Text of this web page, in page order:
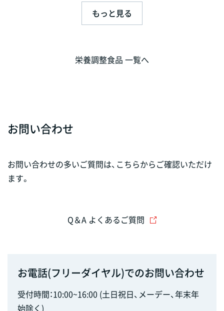
もっと見る
栄養調整食品 一覧へ
お問い合わせ
お問い合わせの多いご質問は、こちらからご確認いただけ
ます。
Q＆A よくあるご質問
お電話(フリーダイヤル)でのお問い合わせ
受付時間：10:00~16:00 (土日祝日、メーデー、年末年
始除く)